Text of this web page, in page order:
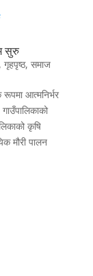
सुरु
गृहपृष्ठ, समाज
आत्मनिर्भर
कृषि
मौरी पालन